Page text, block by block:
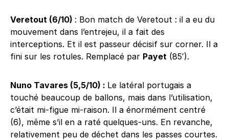
Veretout (6/10) : Bon match de Veretout : il a eu du
mouvement dans l’entrejeu, il a fait des
interceptions. Et il est passeur décisif sur corner. Il a
fini sur les rotules. Remplacé par Payet (85′).
Nuno Tavares (5,5/10) : Le latéral portugais a
touché beaucoup de ballons, mais dans l’utilisation,
c’était mi-figue mi-raison. Il a énormément centré
(6), même s’il en a raté quelques-uns. En revanche,
relativement peu de déchet dans les passes courtes.